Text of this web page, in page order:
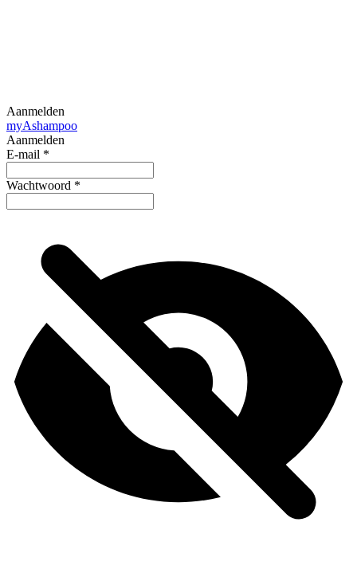
Aanmelden
myAshampoo
Aanmelden
E-mail *
Wachtwoord *